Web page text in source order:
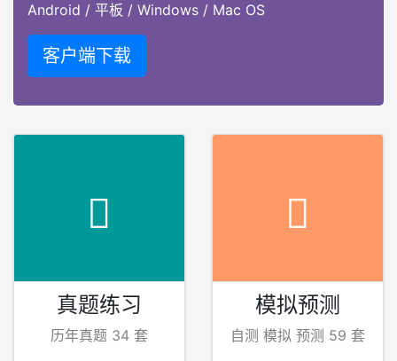
Android / 平板 / Windows / Mac OS
客户端下载
真题练习
历年真题 34 套
模拟预测
自测 模拟 预测 59 套